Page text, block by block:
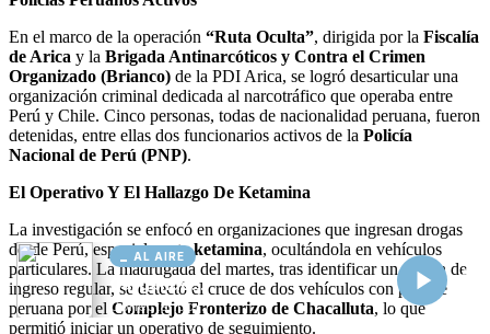
AL AIRE
Cargando...
Conectando...